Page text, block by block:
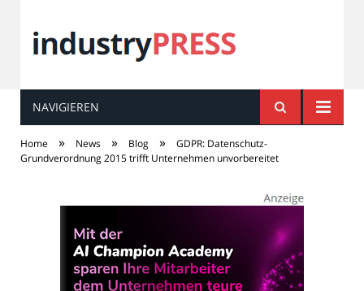
industryPRESS
NAVIGIEREN
Home » News » Blog »
GDPR: Datenschutz-
Grundverordnung 2015 trifft Unternehmen unvorbereitet